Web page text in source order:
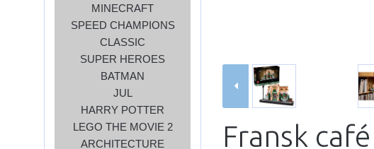
MINECRAFT
SPEED CHAMPIONS
CLASSIC
SUPER HEROES
BATMAN
JUL
HARRY POTTER
LEGO THE MOVIE 2
ARCHITECTURE
Fransk café